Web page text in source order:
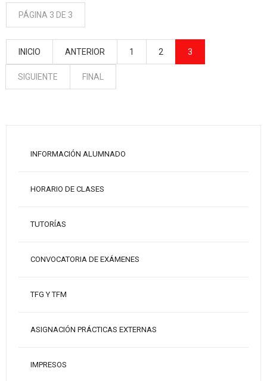
PÁGINA 3 DE 3
INICIO ANTERIOR 1 2 3
SIGUIENTE FINAL
INFORMACIÓN ALUMNADO
HORARIO DE CLASES
TUTORÍAS
CONVOCATORIA DE EXÁMENES
TFG Y TFM
ASIGNACIÓN PRÁCTICAS EXTERNAS
IMPRESOS